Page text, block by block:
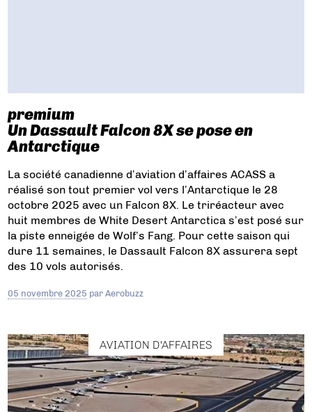
premium
Un Dassault Falcon 8X se pose en
Antarctique
La société canadienne d’aviation d’affaires ACASS a
réalisé son tout premier vol vers l’Antarctique le 28
octobre 2025 avec un Falcon 8X. Le triréacteur avec
huit membres de White Desert Antarctica s’est posé sur
la piste enneigée de Wolf’s Fang. Pour cette saison qui
dure 11 semaines, le Dassault Falcon 8X assurera sept
des 10 vols autorisés.
05 novembre 2025 parAerobuzz
AVIATION D'AFFAIRES